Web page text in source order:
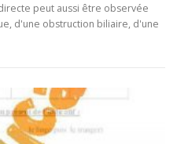
peut aussi être observée
d'une obstruction biliaire, d'une